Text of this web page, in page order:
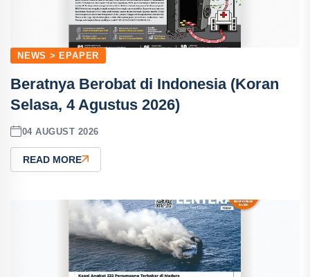
NEWS > EPAPER
Beratnya Berobat di Indonesia (Koran
Selasa, 4 Agustus 2026)
04 AUGUST 2026
READ MORE